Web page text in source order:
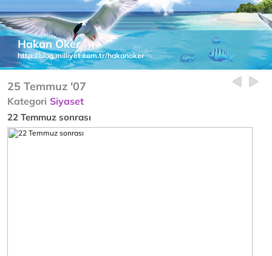
Hakan Oker
http://blog.milliyet.com.tr/hakanoker
25 Temmuz '07
Kategori Siyaset
22 Temmuz sonrası